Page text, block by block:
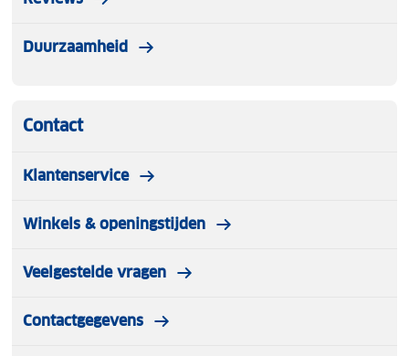
Duurzaamheid
Contact
Klantenservice
Winkels & openingstijden
Veelgestelde vragen
Contactgegevens